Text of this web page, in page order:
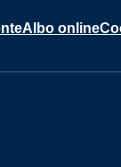
Albo online